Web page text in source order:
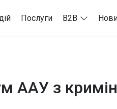
Послуги B2B
ААУ з